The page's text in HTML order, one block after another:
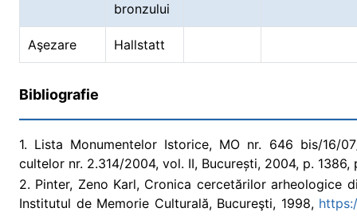
bronzului
Aşezare Hallstatt
Bibliografie
1. Lista Monumentelor Istorice, MO nr. 646 bis/16/
cultelor nr. 2.314/2004, vol. II, București, 2004, p.
2. Pinter, Zeno Karl, Cronica cercetărilor arheologice
Institutul de Memorie Culturală, Bucureşti, 1998,